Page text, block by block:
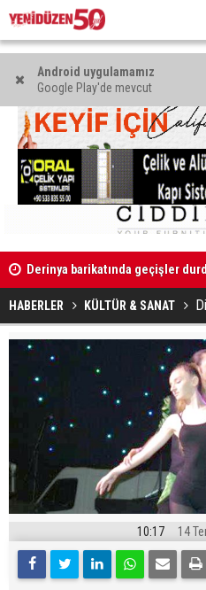
Android uygulamamız
Google Play'de mevcut
Derinya barikatında geçişler
HABERLER KÜLTÜR & SANAT
10:17 14